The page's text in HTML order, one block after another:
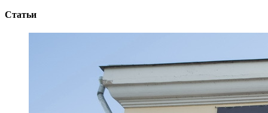
Статьи